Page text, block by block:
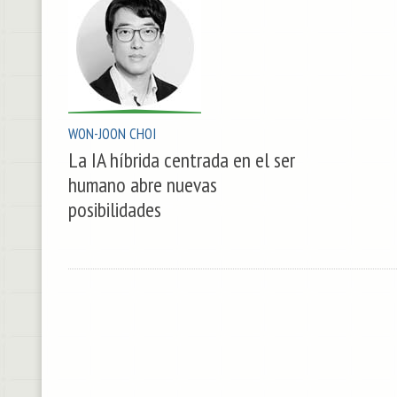
WON-JOON CHOI
La IA híbrida centrada en el ser
humano abre nuevas
posibilidades